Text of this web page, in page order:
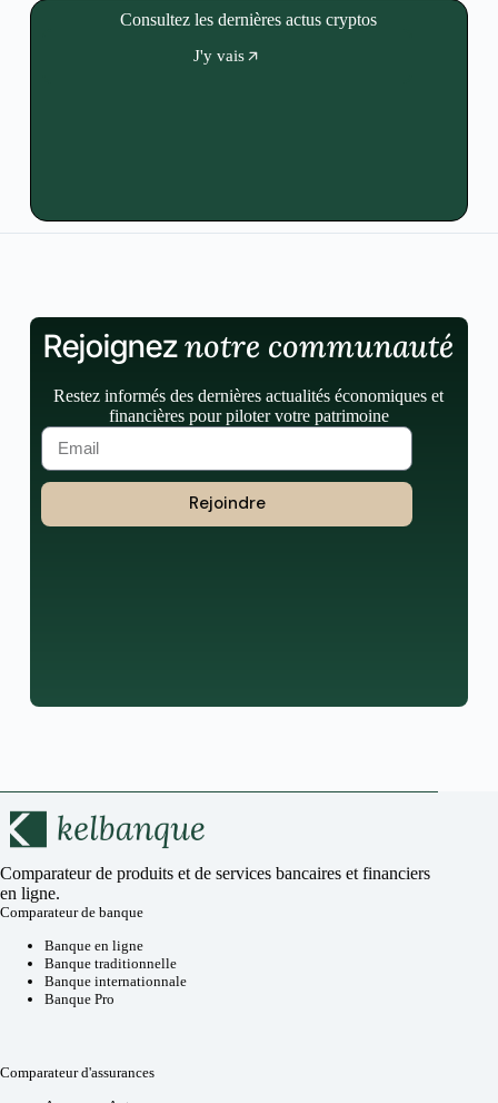
Consultez les dernières actus cryptos
J'y vais
Rejoigneznotre communauté
Restez informés des dernières actualités économiques et
financières pour piloter votre patrimoine
Rejoindre
Comparateur de produits et de services bancaires et financiers
en ligne.
Comparateur de banque
Banque en ligne
Banque traditionnelle
Banque internationnale
Banque Pro
Comparateur d'assurances